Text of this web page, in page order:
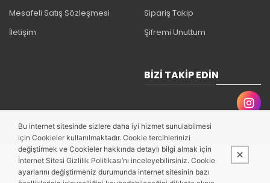
Mesafeli Satış Sözleşmesi
İletişim
Sipariş Takip
Şifremi Unuttum
BIZI TAKIP EDIN
Bu internet sitesinde sizlere daha iyi hizmet sunulabilmesi
için Cookieler kullanılmaktadır. Cookie tercihlerinizi
değiştirmek ve Cookieler hakkında detaylı bilgi almak için
İnternet Sitesi Gizlilik Politikası’nı inceleyebilirsiniz. Cookie
ayarlarını değiştirmeniz durumunda internet sitesinin bazı